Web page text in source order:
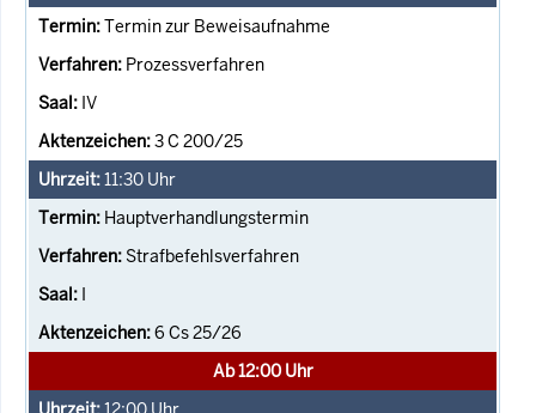
Termin zur Beweisaufnahme
Prozessverfahren
IV
3 C 200/25
11:30 Uhr
Hauptverhandlungstermin
Strafbefehlsverfahren
I
6 Cs 25/26
Ab 12:00 Uhr